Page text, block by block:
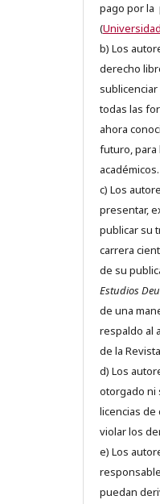
pago por la
(
b) Los
derecho
todas las
ahora
futuro, para
académicos.
c) Los
presentar,
publicar su
carrera
de su
Estudios
de una
respaldo al
de la
d) Los
otorgado ni
licencias
violar los
e) Los
puedan